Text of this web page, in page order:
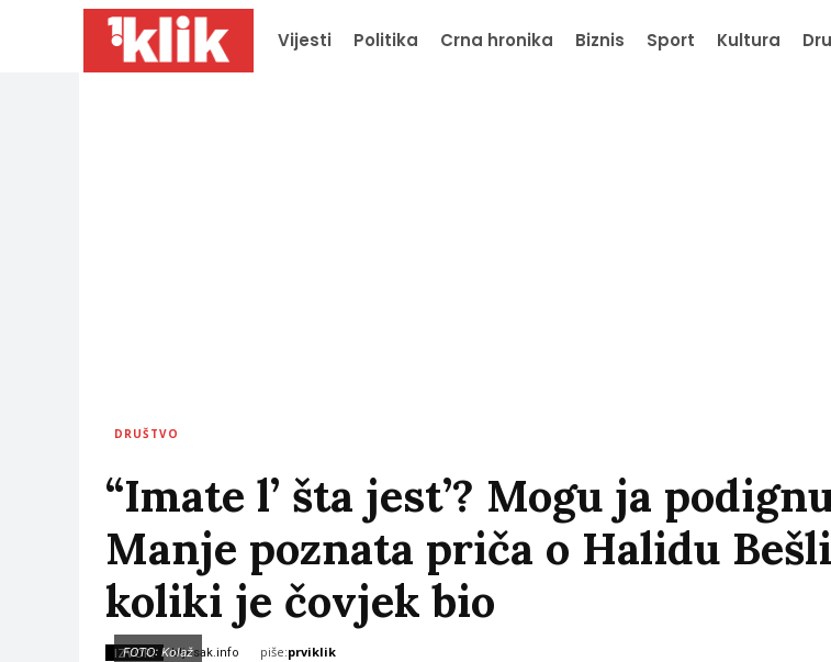
Vijesti Politika Crna hronika Biznis Sport Kultura
DRUŠTVO
“Imate l’ šta jest’? Mogu ja
Manje poznata priča o Halidu
koliki je čovjek bio
IZVOR: bljesak.info piše:prviklik
FOTO: Kolaž